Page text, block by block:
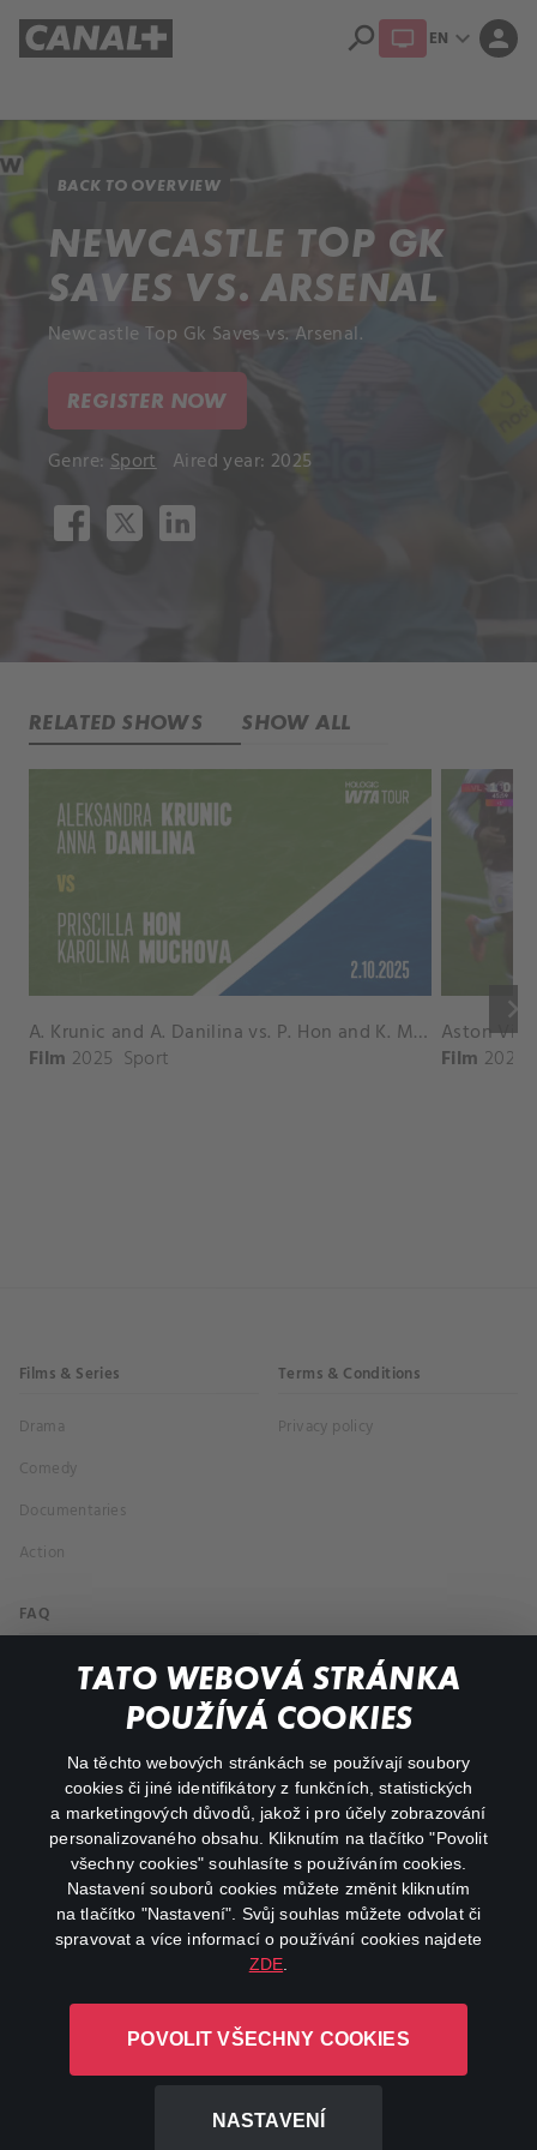
TATO WEBOVÁ STRÁNKA
POUŽÍVÁ COOKIES
Na těchto webových stránkách se používají soubory
cookies či jiné identifikátory z funkčních, statistických
a marketingových důvodů, jakož i pro účely zobrazování
personalizovaného obsahu. Kliknutím na tlačítko "Povolit
všechny cookies" souhlasíte s používáním cookies.
Nastavení souborů cookies můžete změnit kliknutím
na tlačítko "Nastavení". Svůj souhlas můžete odvolat či
spravovat a více informací o používání cookies najdete
ZDE
POVOLIT VŠECHNY COOKIES
NASTAVENÍ
search EN expand_more person
BACK TO OVERVIEW
NEWCASTLE TOP GK
SAVES VS. ARSENAL
Newcastle Top Gk Saves vs. Arsenal.
REGISTER NOW
Genre: Sport Aired year: 2025
RELATED SHOWS SHOW ALL
keyboard_arrow_right
A. Krunic and A. Danilina vs. P. Hon and K. Muchova Match Highlights - BEIJING_Capital Group Diamond ( October 02, 2025)
Film 2025 Sport Film 2026
Films & Series
Drama
Comedy
Documentaries
Action
Terms & Conditions
Privacy policy
FAQ
My profile
facebookinstagram
youtube
L-1246 Luxembourg R.C.S.